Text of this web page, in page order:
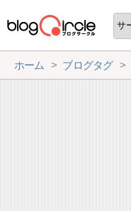
ホーム ブログタグ